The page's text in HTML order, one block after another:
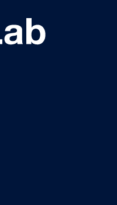
Twitter)
us on Instagram